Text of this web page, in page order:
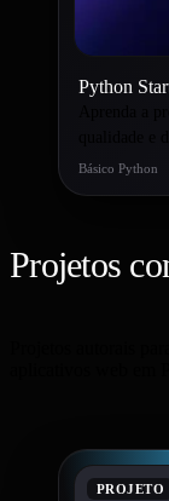
Python
Aprenda a
Básico Python
Projetos
PROJETO